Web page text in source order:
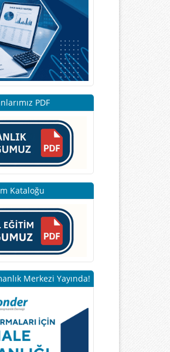
PDF
Kataloğu
Merkezi Yayında!